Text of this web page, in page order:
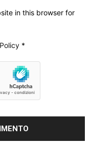
in this browser for
*